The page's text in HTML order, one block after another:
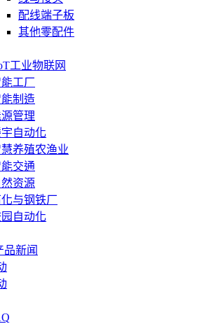
配线端子板
其他零配件
工业物联网
工厂
制造
管理
自动化
养殖农渔业
交通
然资源
与钢铁厂
自动化
品新闻